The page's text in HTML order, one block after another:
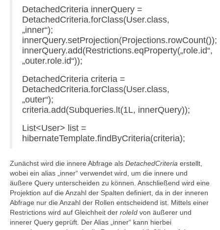
DetachedCriteria innerQuery =
DetachedCriteria.forClass(User.class,
„inner“);
innerQuery.setProjection(Projections.rowCount());
innerQuery.add(Restrictions.eqProperty(„role.id“,
„outer.role.id“));
DetachedCriteria criteria =
DetachedCriteria.forClass(User.class,
„outer“);
criteria.add(Subqueries.lt(1L, innerQuery));
List<User> list =
hibernateTemplate.findByCriteria(criteria);
Zunächst wird die innere Abfrage als DetachedCriteria erstellt,
wobei ein alias „inner“ verwendet wird, um die innere und
äußere Query unterscheiden zu können. Anschließend wird eine
Projektion auf die Anzahl der Spalten definiert, da in der inneren
Abfrage nur die Anzahl der Rollen entscheidend ist. Mittels einer
Restrictions wird auf Gleichheit der roleId von äußerer und
innerer Query geprüft. Der Alias „inner“ kann hierbei